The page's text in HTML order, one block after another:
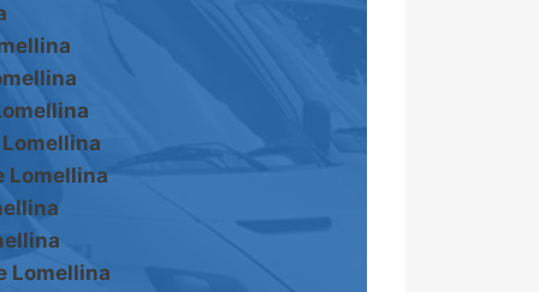
Lomellina
Lomellina